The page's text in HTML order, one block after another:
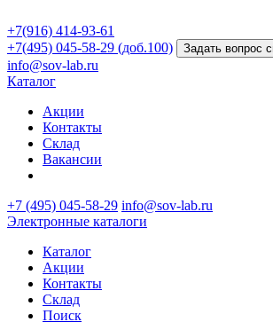
+7(916) 414-93-61
+7(495) 045-58-29 (доб.100)
Задать вопрос
info@sov-lab.ru
Каталог
Акции
Контакты
Склад
Вакансии
+7 (495) 045-58-29 info@sov-lab.ru
Электронные каталоги
Каталог
Акции
Контакты
Склад
Поиск